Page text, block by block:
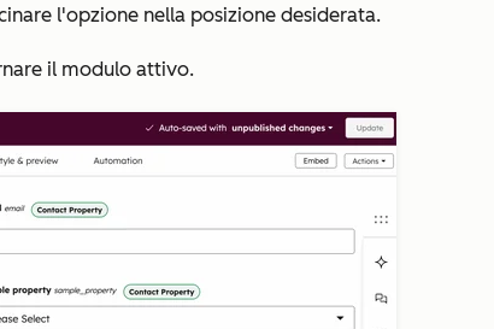
l'opzione nella posizione desiderata.
il modulo attivo.